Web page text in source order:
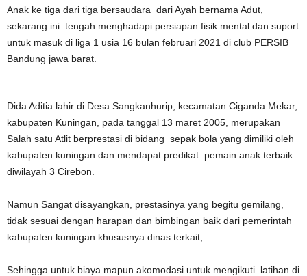
Anak ke tiga dari tiga bersaudara dari Ayah bernama Adut,
sekarang ini tengah menghadapi persiapan fisik mental dan suport
untuk masuk di liga 1 usia 16 bulan februari 2021 di club PERSIB
Bandung jawa barat.
Dida Aditia lahir di Desa Sangkanhurip, kecamatan Ciganda Mekar,
kabupaten Kuningan, pada tanggal 13 maret 2005, merupakan
Salah satu Atlit berprestasi di bidang sepak bola yang dimiliki oleh
kabupaten kuningan dan mendapat predikat pemain anak terbaik
diwilayah 3 Cirebon.
Namun Sangat disayangkan, prestasinya yang begitu gemilang,
tidak sesuai dengan harapan dan bimbingan baik dari pemerintah
kabupaten kuningan khususnya dinas terkait,
Sehingga untuk biaya mapun akomodasi untuk mengikuti latihan di